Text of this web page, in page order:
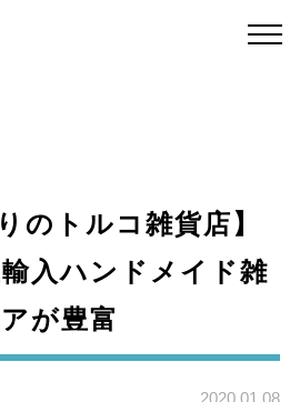
のトルコ雑貨店】
入ハンドメイド雑
が豊富
2020.01.08